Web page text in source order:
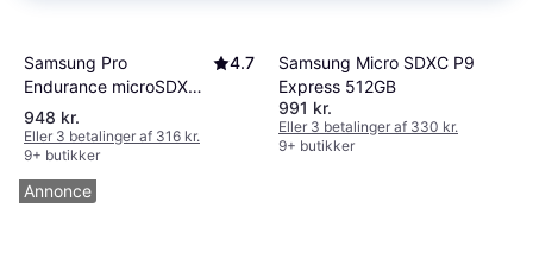
Samsung Pro
Endurance microSDXC
Class 10 UHS-I U3 V30
100/40MB/s 256GB
4.7
948 kr.
Eller 3 betalinger af 316 kr.
9+ butikker
Samsung Micro SDXC P9
Express 512GB
991 kr.
Eller 3 betalinger af 330 kr.
9+ butikker
Annonce